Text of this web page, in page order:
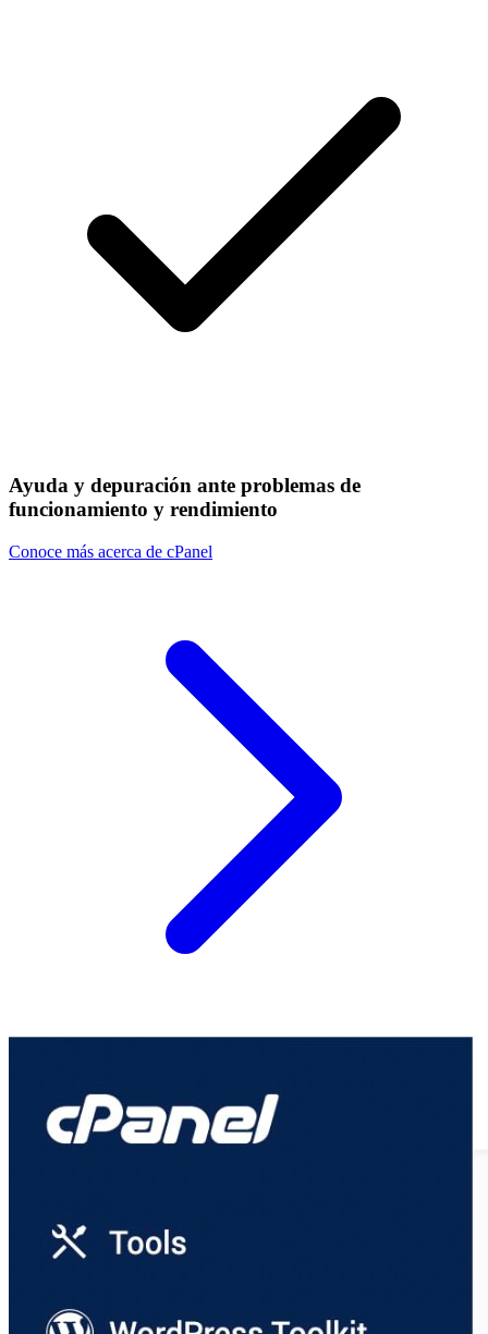
Ayuda y depuración ante problemas de
funcionamiento y rendimiento
Conoce más acerca de cPanel